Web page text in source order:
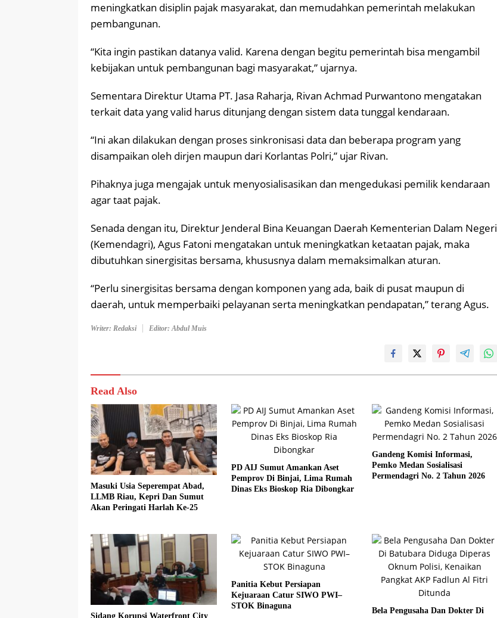
meningkatkan disiplin pajak masyarakat, dan memudahkan pemerintah melakukan
pembangunan.
“Kita ingin pastikan datanya valid. Karena dengan begitu pemerintah bisa mengambil
kebijakan untuk pembangunan bagi masyarakat,” ujarnya.
Sementara Direktur Utama PT. Jasa Raharja, Rivan Achmad Purwantono mengatakan
terkait data yang valid harus ditunjang dengan sistem data tunggal kendaraan.
“Ini akan dilakukan dengan proses sinkronisasi data dan beberapa program yang
disampaikan oleh dirjen maupun dari Korlantas Polri,” ujar Rivan.
Pihaknya juga mengajak untuk menyosialisasikan dan mengedukasi pemilik kendaraan
agar taat pajak.
Senada dengan itu, Direktur Jenderal Bina Keuangan Daerah Kementerian Dalam Negeri
(Kemendagri), Agus Fatoni mengatakan untuk meningkatkan ketaatan pajak, maka
dibutuhkan sinergisitas bersama, khususnya dalam memaksimalkan aturan.
“Perlu sinergisitas bersama dengan komponen yang ada, baik di pusat maupun di
daerah, untuk memperbaiki pelayanan serta meningkatkan pendapatan,” terang Agus.
Writer: Redaksi Editor: Abdul Muis
Read Also
Masuki Usia Seperempat Abad,
LLMB Riau, Kepri Dan Sumut
Akan Peringati Harlah Ke-25
PD AIJ Sumut Amankan Aset
Pemprov Di Binjai, Lima Rumah
Dinas Eks Bioskop Ria Dibongkar
Gandeng Komisi Informasi,
Pemko Medan Sosialisasi
Permendagri No. 2 Tahun 2026
Sidang Korupsi Waterfront City
Panitia Kebut Persiapan
Kejuaraan Catur SIWO PWI–
STOK Binaguna
Bela Pengusaha Dan Dokter Di